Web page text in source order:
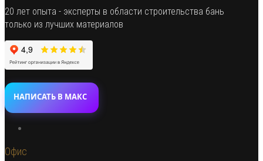
странице
20 лет опыта - эксперты в области строительства бань
только из лучших материалов
НАПИСАТЬ В МАКС
Офис